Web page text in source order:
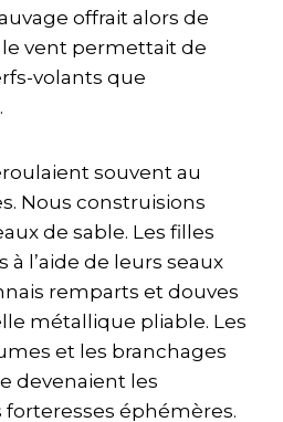
offrait alors de
le vent permettait de
volants que
souvent au
Nous construisions
de sable. Les filles
l’aide de leurs seaux
remparts et douves
métallique pliable. Les
et les branchages
devenaient les
éphémères.